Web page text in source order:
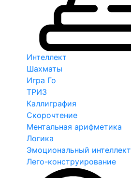
Интеллект
Шахматы
Игра Го
ТРИЗ
Каллиграфия
Скорочтение
Ментальная арифметика
Логика
Эмоциональный интеллект
Лего-конструирование